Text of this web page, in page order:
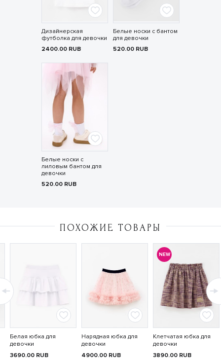
Дизайнерская
футболка для девочки
2400.00 RUB
Белые носки с бантом
для девочки
520.00 RUB
Белые носки с
лиловым бантом для
девочки
520.00 RUB
ПОХОЖИЕ ТОВАРЫ
Белая юбка для
девочки
3690.00 RUB
Нарядная юбка для
девочки
4900.00 RUB
NEW
Клетчатая юбка для
девочки
3890.00 RUB